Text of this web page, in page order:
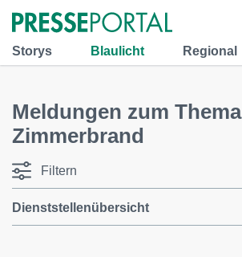
Storys Blaulicht Regional
Meldungen zum Thema
Zimmerbrand
Filtern
Dienststellenübersicht